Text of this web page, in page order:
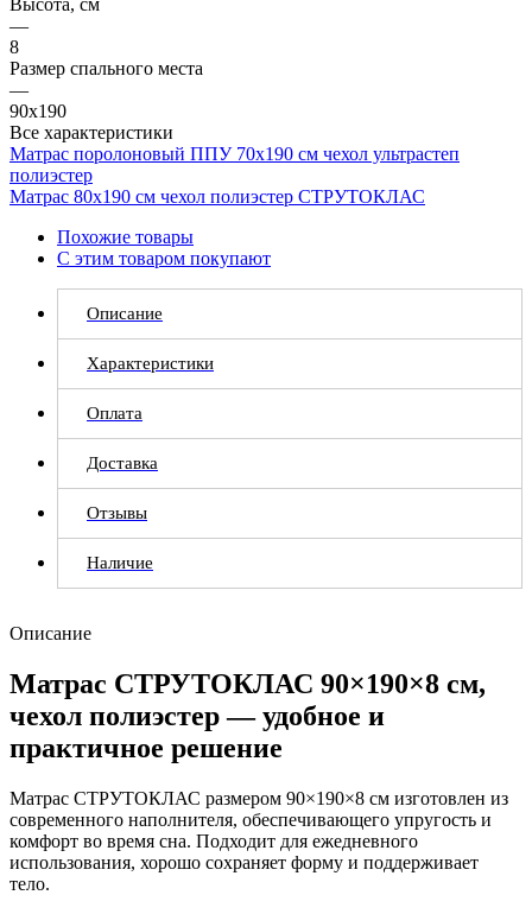
—
8
Размер спального места
—
90x190
Все характеристики
Матрас поролоновый ППУ 70х190 см чехол ультрастеп
полиэстер
Матрас 80х190 см чехол полиэстер СТРУТОКЛАС
Похожие товары
С этим товаром покупают
Описание
Характеристики
Оплата
Доставка
Отзывы
Наличие
Описание
Матрас СТРУТОКЛАС 90×190×8 см,
чехол полиэстер — удобное и
практичное решение
Матрас СТРУТОКЛАС размером 90×190×8 см изготовлен из
современного наполнителя, обеспечивающего упругость и
комфорт во время сна. Подходит для ежедневного
использования, хорошо сохраняет форму и поддерживает
тело.